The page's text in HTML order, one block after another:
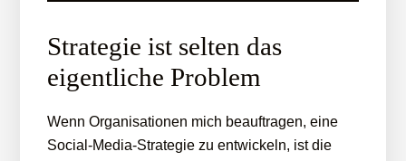
Strategie ist selten das
eigentliche Problem
Wenn Organisationen mich beauftragen, eine
Social-Media-Strategie zu entwickeln, ist die